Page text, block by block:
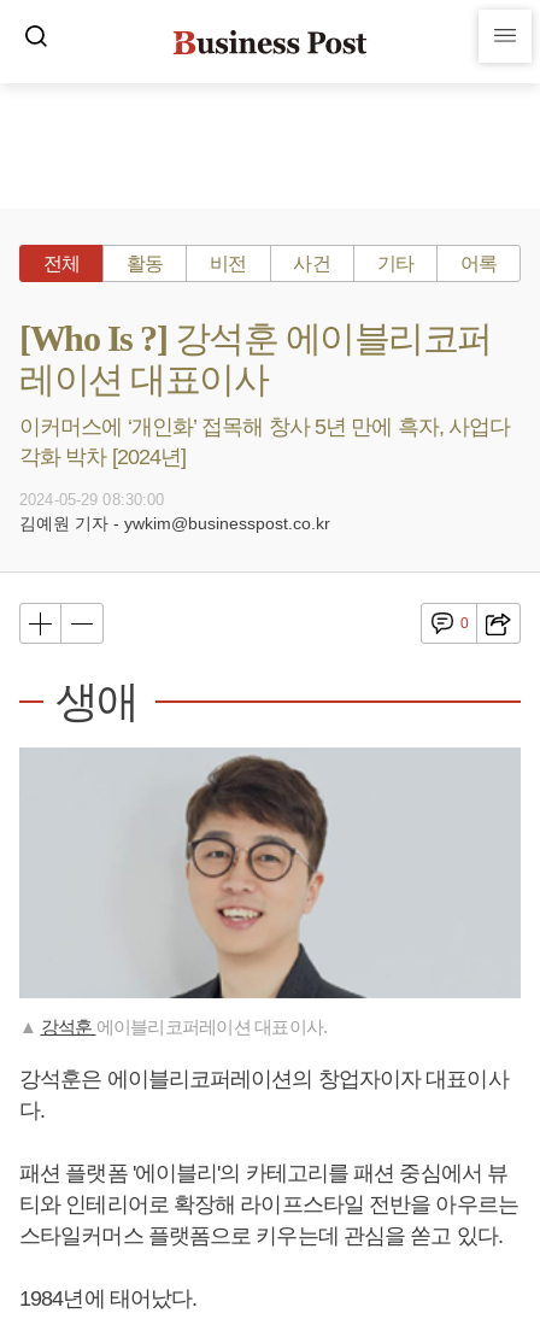
전체 활동 비전 사건 기타 어록
[Who Is ?] 강석훈 에이블리코퍼
레이션 대표이사
이커머스에 ‘개인화’ 접목해 창사 5년 만에 흑자, 사업다
각화 박차 [2024년]
2024-05-29 08:30:00
김예원 기자 - ywkim@businesspost.co.kr
0
생애
▲ 강석훈 에이블리코퍼레이션 대표이사.
강석훈은 에이블리코퍼레이션의 창업자이자 대표이사
다.
패션 플랫폼 '에이블리'의 카테고리를 패션 중심에서 뷰
티와 인테리어로 확장해 라이프스타일 전반을 아우르는
스타일커머스 플랫폼으로 키우는데 관심을 쏟고 있다.
1984년에 태어났다.